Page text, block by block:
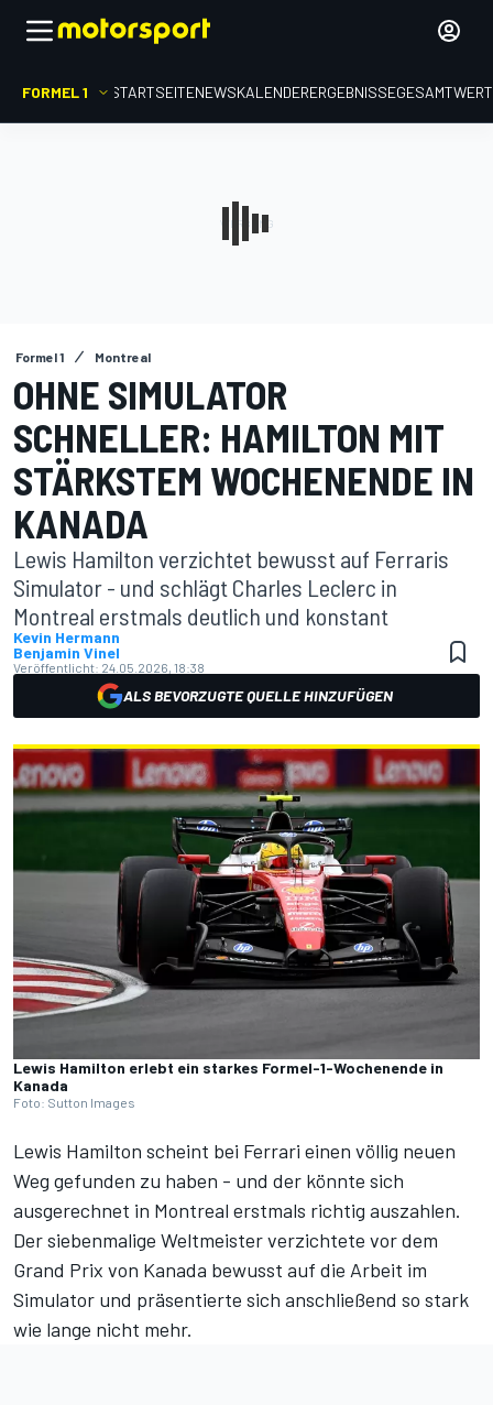
FORMEL 1 STARTSEITENEWSKALENDERERGEBNISSE
Formel 1 Montreal
OHNE SIMULATOR
SCHNELLER: HAMILTON MIT
STÄRKSTEM WOCHENENDE IN
KANADA
Lewis Hamilton verzichtet bewusst auf Ferraris
Simulator - und schlägt Charles Leclerc in
Montreal erstmals deutlich und konstant
Kevin Hermann
Benjamin Vinel
Veröffentlicht: 24.05.2026, 18:38
ALS BEVORZUGTE QUELLE HINZUFÜGEN
Lewis Hamilton erlebt ein starkes Formel-1-Wochenende in
Kanada
Foto: Sutton Images
Lewis Hamilton scheint bei Ferrari einen völlig neuen
Weg gefunden zu haben - und der könnte sich
ausgerechnet in Montreal erstmals richtig auszahlen.
Der siebenmalige Weltmeister verzichtete vor dem
Grand Prix von Kanada bewusst auf die Arbeit im
Simulator und präsentierte sich anschließend so stark
wie lange nicht mehr.